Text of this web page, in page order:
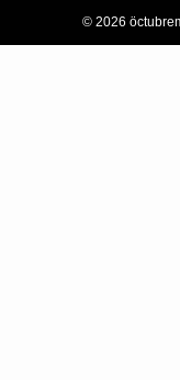
© 2026